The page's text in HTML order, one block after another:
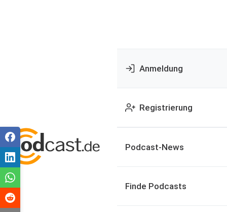
Anmeldung
Registrierung
Podcast-News
Finde Podcasts